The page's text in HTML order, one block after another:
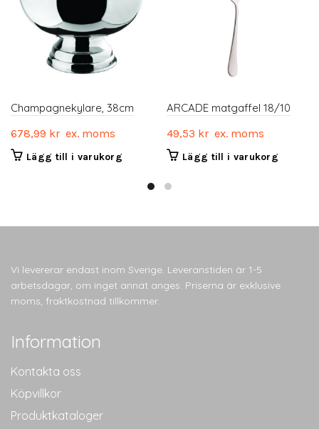
Champagnekylare, 38cm
678,99 kr ex. moms
Lägg till i varukorg
ARCADE matgaffel 18/10
49,53 kr ex. moms
Lägg till i varukorg
Vi levererar endast inom Sverige. Leveranstiden är 1-5
arbetsdagar, om inget annat anges. Priserna är exklusive
moms, fraktkostnad tillkommer.
Information
Kontakta oss
Köpvillkor
Produktkataloger